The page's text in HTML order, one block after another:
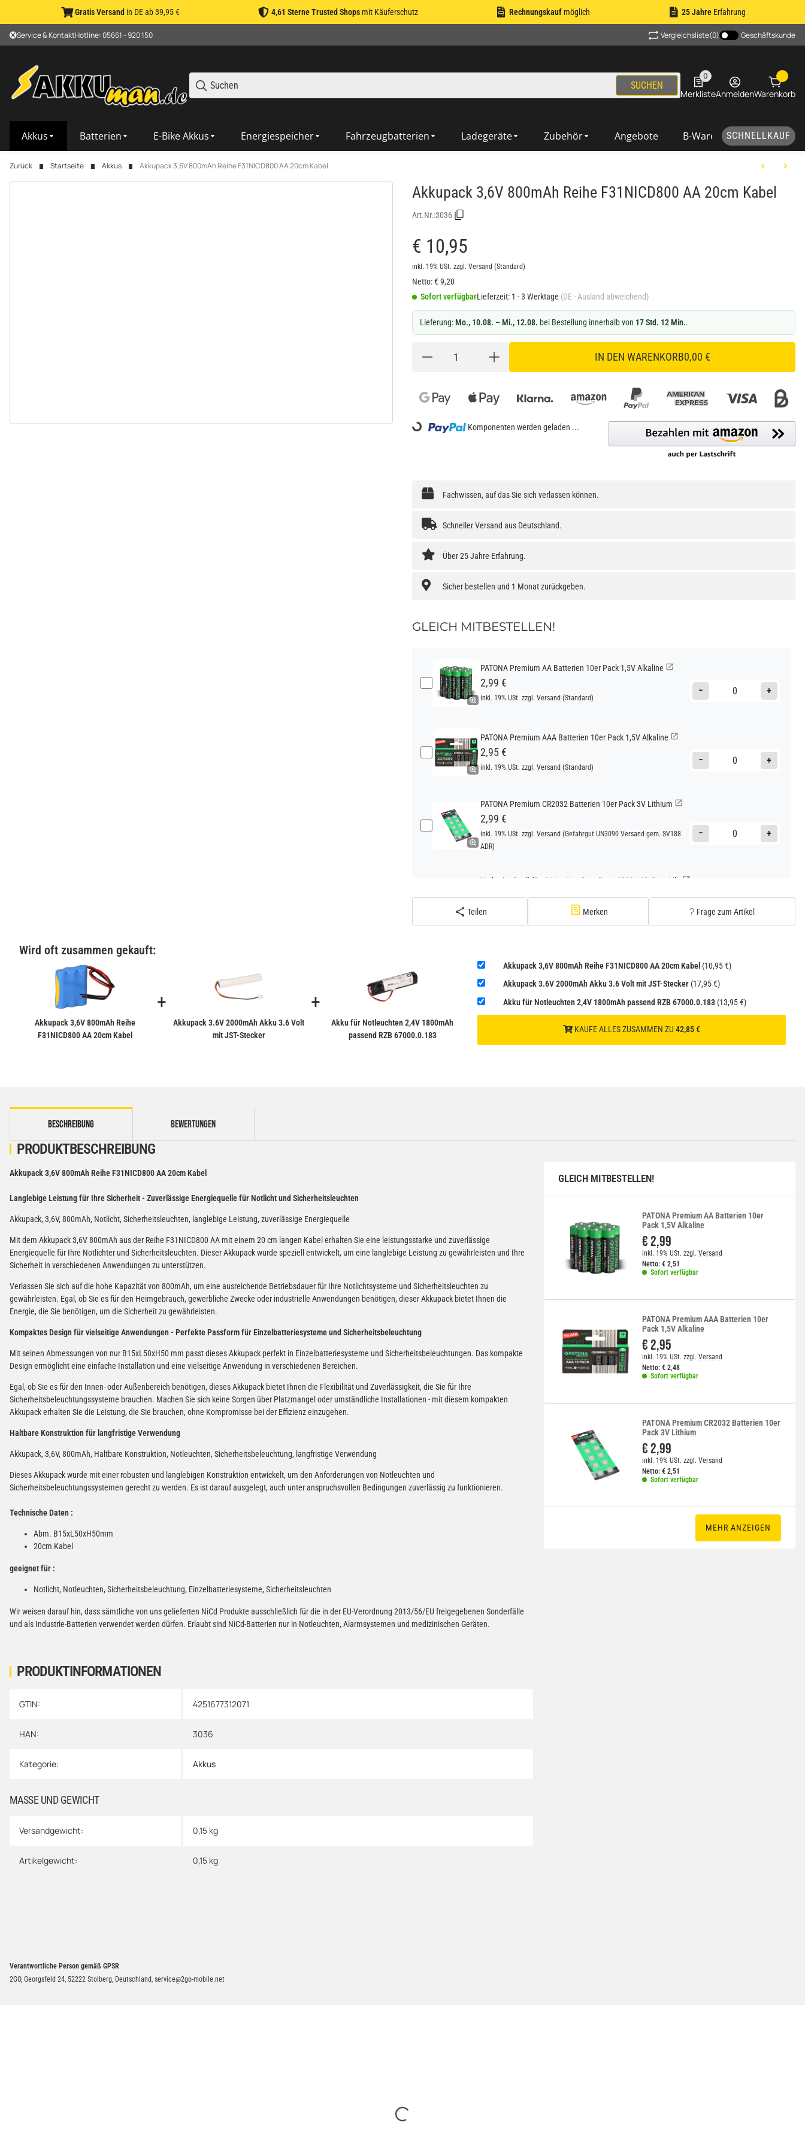
Gratis Versand in DE ab 39,95 € 4,61 Sterne Trusted Shopsmit Käuferschutz Rechnungskauf möglich 25 JahreErfahrung
Service & KontaktHotline: 05661 - 920 150 Vergleichsliste(0) Geschäftskunde
SUCHEN
0
0 Produkte in der Liste
MerklisteAnmeldenWarenkorb
Akkus Batterien E-Bike Akkus Energiespeicher Fahrzeugbatterien Ladegeräte Zubehör Angebote B-Ware SCHNELLKAUF
Zurück Startseite Akkus Akkupack 3,6V 800mAh Reihe F31NICD800 AA 20cm Kabel
Akkupack 3,6V 800mAh Reihe F31NICD800 AA 20cm Kabel
Art.Nr.:3036
€ 10,95
inkl. 19% USt. zzgl. Versand (Standard)
Netto:€9,20
Sofort verfügbarLieferzeit: 1 - 3 Werktage (DE - Ausland abweichend)
Lieferung:Mo., 10.08. – Mi., 12.08. bei Bestellung innerhalb von 17 Std. 12 Min..
IN DEN WARENKORB0,00 €
Loading... Komponenten werden geladen ...
Fachwissen, auf das Sie sich verlassen können.
Schneller Versand aus Deutschland.
Über 25 Jahre Erfahrung.
Sicher bestellen und 1 Monat zurückgeben.
GLEICH MITBESTELLEN!
PATONA Premium AA Batterien 10er Pack 1,5V Alkaline
2,99 €
inkl. 19% USt. zzgl. Versand (Standard)
− +
PATONA Premium AAA Batterien 10er Pack 1,5V Alkaline
2,95 €
inkl. 19% USt. zzgl. Versand (Standard)
− +
PATONA Premium CR2032 Batterien 10er Pack 3V Lithium
2,99 €
inkl. 19% USt. zzgl. Versand (Gefahrgut UN3090 Versand gem. SV188
ADR)
− +
Verbatim Cool'n'Go AirJet Handventilator 4000mAh Grau Lila
22,95 €
inkl. 19% USt. zzgl.
(Gefahrgut UN3480 Versand gem. SV188
22,95 €
inkl. 19% USt. zzgl. Versand (Gefahrgut UN3480 Versand gem. SV188
ADR)
−
1
Teilen Merken Frage zum Artikel
Wird oft zusammen gekauft:
Akkupack 3,6V 800mAh Reihe
F31NICD800 AA 20cm Kabel
+
Akkupack 3.6V 2000mAh Akku 3.6 Volt
mit JST-Stecker
+
Akku für Notleuchten 2,4V 1800mAh
passend RZB 67000.0.183
Akkupack 3,6V 800mAh Reihe F31NICD800 AA 20cm Kabel (10,95 €)
Akkupack 3.6V 2000mAh Akku 3.6 Volt mit JST-Stecker (17,95 €)
Akku für Notleuchten 2,4V 1800mAh passend RZB 67000.0.183 (13,95 €)
KAUFE ALLES ZUSAMMEN ZU42,85 €
BESCHREIBUNG BEWERTUNGEN
PRODUKTINFORMATIONEN
Produkteigenschaft
Wert
GTIN: 4251677312071
HAN: 3036
Kategorie: Akkus
MASSE UND GEWICHT
Versandgewicht: 0,15 kg
Artikelgewicht: 0,15 kg
PRODUKTBESCHREIBUNG
Akkupack 3,6V 800mAh Reihe F31NICD800 AA 20cm Kabel
Langlebige Leistung für Ihre Sicherheit - Zuverlässige Energiequelle für Notlicht und Sicherheitsleuchten
Akkupack, 3,6V, 800mAh, Notlicht, Sicherheitsleuchten, langlebige Leistung, zuverlässige Energiequelle
Mit dem Akkupack 3,6V 800mAh aus der Reihe F31NICD800 AA mit einem 20 cm langen Kabel erhalten Sie eine leistungsstarke und zuverlässige
Energiequelle für Ihre Notlichter und Sicherheitsleuchten. Dieser Akkupack wurde speziell entwickelt, um eine langlebige Leistung zu gewährleisten und Ihre
Sicherheit in verschiedenen Anwendungen zu unterstützen.
Verlassen Sie sich auf die hohe Kapazität von 800mAh, um eine ausreichende Betriebsdauer für Ihre Notlichtsysteme und Sicherheitsleuchten zu
gewährleisten. Egal, ob Sie es für den Heimgebrauch, gewerbliche Zwecke oder industrielle Anwendungen benötigen, dieser Akkupack bietet Ihnen die
Energie, die Sie benötigen, um die Sicherheit zu gewährleisten.
Kompaktes Design für vielseitige Anwendungen - Perfekte Passform für Einzelbatteriesysteme und Sicherheitsbeleuchtung
Mit seinen Abmessungen von nur B15xL50xH50 mm passt dieses Akkupack perfekt in Einzelbatteriesysteme und Sicherheitsbeleuchtungen. Das kompakte
Design ermöglicht eine einfache Installation und eine vielseitige Anwendung in verschiedenen Bereichen.
Egal, ob Sie es für den Innen- oder Außenbereich benötigen, dieses Akkupack bietet Ihnen die Flexibilität und Zuverlässigkeit, die Sie für Ihre
Sicherheitsbeleuchtungssysteme brauchen. Machen Sie sich keine Sorgen über Platzmangel oder umständliche Installationen - mit diesem kompakten
Akkupack erhalten Sie die Leistung, die Sie brauchen, ohne Kompromisse bei der Effizienz einzugehen.
Haltbare Konstruktion für langfristige Verwendung
Akkupack, 3,6V, 800mAh, Haltbare Konstruktion, Notleuchten, Sicherheitsbeleuchtung, langfristige Verwendung
Dieses Akkupack wurde mit einer robusten und langlebigen Konstruktion entwickelt, um den Anforderungen von Notleuchten und
Sicherheitsbeleuchtungssystemen gerecht zu werden. Es ist darauf ausgelegt, auch unter anspruchsvollen Bedingungen zuverlässig zu funktionieren.
Technische Daten :
Abm. B15xL50xH50mm
20cm Kabel
geeignet für :
Notlicht, Notleuchten, Sicherheitsbeleuchtung, Einzelbatteriesysteme, Sicherheitsleuchten
Wir weisen darauf hin, dass sämtliche von uns gelieferten NiCd Produkte ausschließlich für die in der EU-Verordnung 2013/56/EU freigegebenen Sonderfälle
und als Industrie-Batterien verwendet werden dürfen. Erlaubt sind NiCd-Batterien nur in Notleuchten, Alarmsystemen und medizinischen Geräten.
GLEICH MITBESTELLEN!
PATONA Premium AA Batterien 10er
Pack 1,5V Alkaline
€ 2,99
inkl. 19% USt. zzgl.Versand
Netto: €2,51
Sofort verfügbar
PATONA Premium AAA Batterien 10er
Pack 1,5V Alkaline
€ 2,95
inkl. 19% USt. zzgl.Versand
Netto: €2,48
Sofort verfügbar
PATONA Premium CR2032 Batterien 10er
Pack 3V Lithium
€ 2,99
inkl. 19% USt. zzgl.Versand
Netto: €2,51
Sofort verfügbar
MEHR ANZEIGEN
Verantwortliche Person gemäß GPSR
2GO, Georgsfeld 24, 52222 Stolberg, Deutschland, service@2go-mobile.net